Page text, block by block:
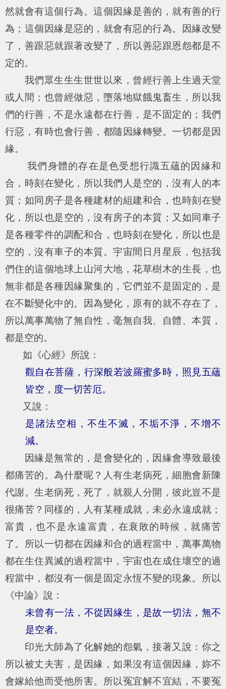
然就會有這個行為。這個因緣是善的，就有善的行
為；這個因緣是惡的，就會有惡的行為。因緣改變
了，善跟惡就跟著改變了，所以善惡跟恩怨都是不
定的。
我們眾生生生世世以來，曾經行善上生過天堂
或人間；也曾經做惡，墮落地獄餓鬼畜生，所以我
們的行善，不是永遠都在行善，是不固定的；我們
行惡，有時也會行善，都隨因緣轉變。一切都是因
緣。
我們身體的存在是色受想行識五蘊的因緣和
合，時刻在變化，所以我們人是空的，沒有人的本
質；如同房子是各種建材的組建和合，也時刻在變
化，所以也是空的，沒有房子的本質；又如同車子
是各種零件的調配和合，也時刻在變化，所以也是
空的，沒有車子的本質。宇宙間日月星辰，包括我
們住的這個地球上山河大地，花草樹木的生長，也
無非都是各種因緣聚集的，它們並不是固定的，是
在不斷變化中的。因為變化，原有的就不存在了，
所以萬事萬物了無自性，毫無自我、自體、本質，
都是空的。
如《心經》所說：
觀自在菩薩，行深般若波羅蜜多時，照見五蘊
皆空，度一切苦厄。
又說：
是諸法空相，不生不滅，不垢不淨，不增不
減。
因緣是無常的，是會變化的，因緣會導致最後
都痛苦的。為什麼呢？人有生老病死，細胞會新陳
代謝。生老病死，死了，就親人分開，彼此豈不是
很痛苦？同樣的，人有某種成就，未必永遠成就；
富貴，也不是永遠富貴，在衰敗的時候，就痛苦
了。所以一切都在因緣和合的過程當中，萬事萬物
都在生住異滅的過程當中，宇宙也在成住壞空的過
程當中，都沒有一個是固定永恆不變的現象。所以
《中論》說：
未曾有一法，不從因緣生，是故一切法，無不
是空者。
印光大師為了化解她的怨氣，接著又說：你之
所以被丈夫害，是因緣，如果沒有這個因緣，妳不
會嫁給他而受他所害。所以冤宜解不宜結，不要冤